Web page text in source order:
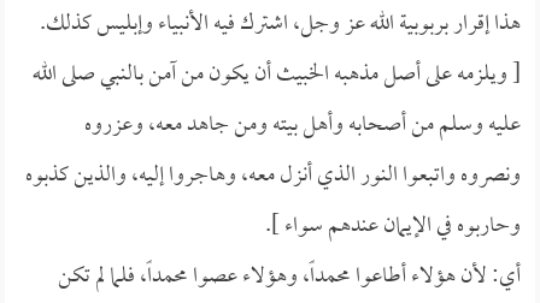
هذا إقرار بربوبية الله عز وجل، اشترك فيه الأنبياء وإبليس كذلك.
[ ويلزمه على أصل مذهبه الخبيث أن يكون من آمن بالنبي صلى الله
عليه وسلم من أصحابه وأهل بيته ومن جاهد معه، وعزروه
ونصروه واتبعوا النور الذي أنزل معه، وهاجروا إليه، والذين كذبوه
وحاربوه في الإيمان عندهم سواء ].
أي: لأن هؤلاء أطاعوا محمداً، وهؤلاء عصوا محمداً، فلما لم تكن